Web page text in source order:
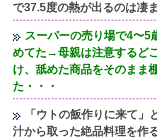
で37.5度の熱が出るのは凄
スーパーの売り場で4〜5
めてた→母親は注意するど
け、舐めた商品をそのまま
た・・・
「ウトの飯作りに来て
汁から取った絶品料理を作